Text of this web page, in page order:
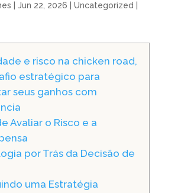
Jun 22, 2026 Uncategorized
e risco na chicken road,
estratégico para
seus ganhos com
Avaliar o Risco e a
por Trás da Decisão de
uma Estratégia